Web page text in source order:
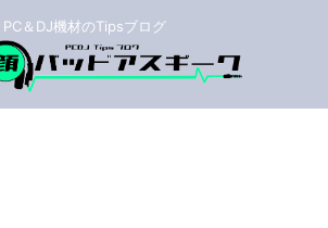
PC＆DJ機材のTipsブログ